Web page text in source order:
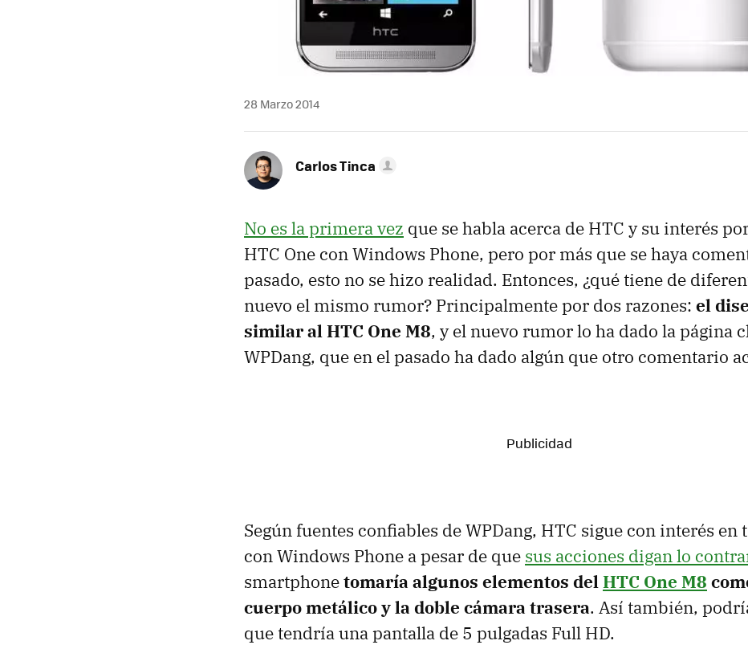
28 Marzo 2014
Carlos Tinca
No es la primera vez que se habla acerca de HTC y su interés
HTC One con Windows Phone, pero por más que se haya
pasado, esto no se hizo realidad. Entonces, ¿qué tiene de
nuevo el mismo rumor? Principalmente por dos razones: el
similar al HTC One M8, y el nuevo rumor lo ha dado la página
WPDang, que en el pasado ha dado algún que otro comentario
Según fuentes confiables de WPDang, HTC sigue con interés en
con Windows Phone a pesar de que sus acciones digan lo
smartphonetomaría algunos elementos delHTC One M8
cuerpo metálico y la doble cámara trasera. Así también,
que tendría una pantalla de 5 pulgadas Full HD.